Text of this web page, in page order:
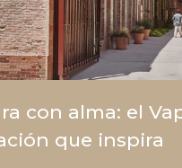
con alma: el
que inspira